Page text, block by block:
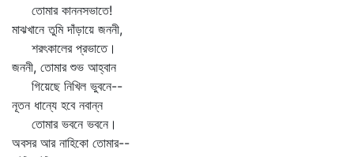
তোমার কাননসভাতে!
মাঝখানে তুমি দাঁড়ায়ে জননী,
শরৎকালের প্রভাতে।
জননী, তোমার শুভ আহ্বান
গিয়েছে নিখিল ভুবনে--
নূতন ধান্যে হবে নবান্ন
তোমার ভবনে ভবনে।
অবসর আর নাহিকো তোমার--